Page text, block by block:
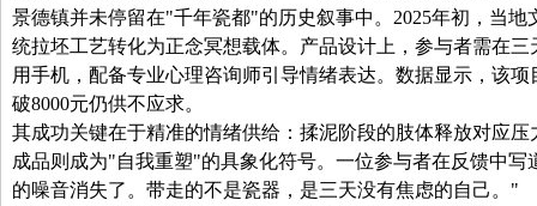
景德镇并未停留在"千年瓷都"的历史叙事中。2025年初，当
统拉坯工艺转化为正念冥想载体。产品设计上，参与者需在
用手机，配备专业心理咨询师引导情绪表达。数据显示，该
破8000元仍供不应求。
其成功关键在于精准的情绪供给：揉泥阶段的肢体释放对应
成品则成为"自我重塑"的具象化符号。一位参与者在反馈中
的噪音消失了。带走的不是瓷器，是三天没有焦虑的自己。"